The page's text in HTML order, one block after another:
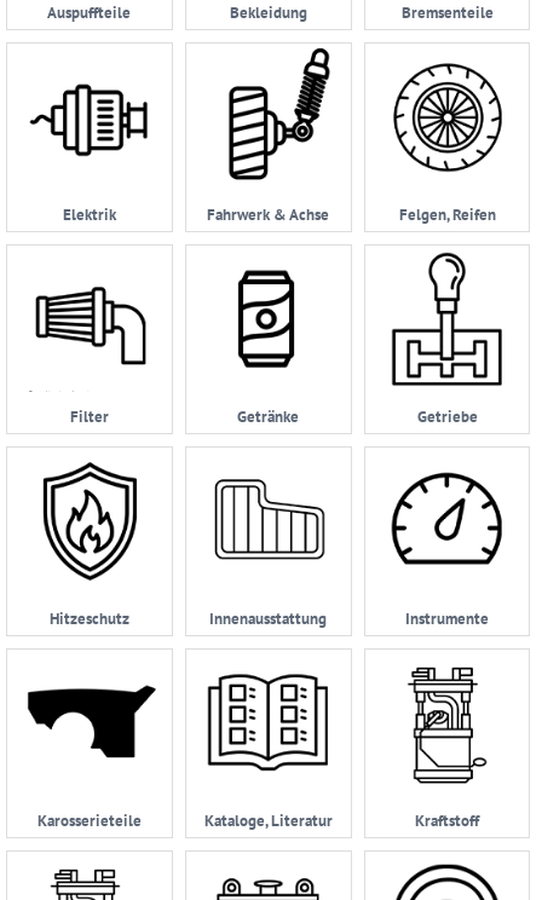
&
Kontaktformular
Garage
Carport
AGB
Zahlungsmöglichkeiten
Widerrufsbelehrung
Datenschutzerklärung
05232
962114
Auspuffteile Bekleidung Bremsenteile
Elektrik Fahrwerk & Achse Felgen, Reifen
Filter Getränke Getriebe
Hitzeschutz Innenausstattung Instrumente
Karosserieteile Kataloge, Literatur Kraftstoff